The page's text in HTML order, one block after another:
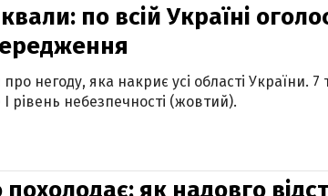
по всій Україні
негоду, яка накриє усі області України. 7
І рівень небезпечності (жовтий).
як надовго